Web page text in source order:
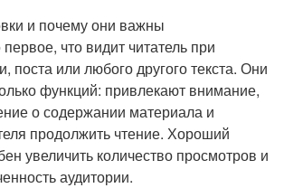
и почему они важны
что видит читатель при
поста или любого другого текста. Они
функций: привлекают внимание,
о содержании материала и
продолжить чтение. Хороший
увеличить количество просмотров и
аудитории.